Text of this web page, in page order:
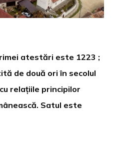
atestări este 1223 ;
de două ori în secolul
relațiile principilor
Satul este